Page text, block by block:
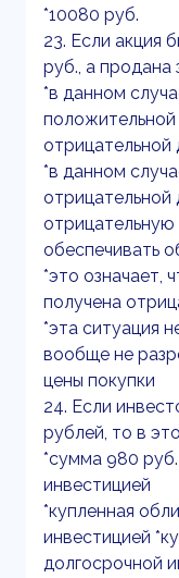
*10080 руб.
23. Если акция
руб., а продана
*в данном
положительной
*в данном
отрицательной
отрицательную
обеспечивать
*это означает,
получена
*эта ситуация
вообще не
цены покупки
24. Если
рублей, то в
*сумма 980
инвестицией
*купленная
инвестицией
долгосрочной